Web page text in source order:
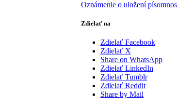
Oznámenie o uložení
Zdielať na
Zdielať Facebook
Zdielať X
Share on WhatsApp
Zdielať LinkedIn
Zdielať Tumblr
Zdielať Reddit
Share by Mail